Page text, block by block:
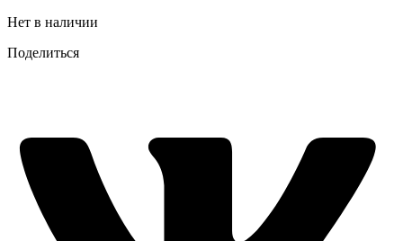
Нет в наличии
Поделиться